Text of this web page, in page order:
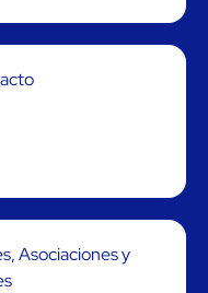
Asociaciones y